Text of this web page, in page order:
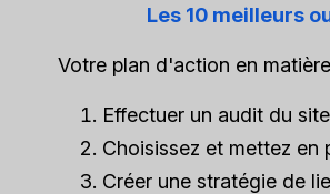
Les 10 meilleurs
Votre plan d'action en
Effectuer un audit du site
Choisissez et mettez
Créer une stratégie de